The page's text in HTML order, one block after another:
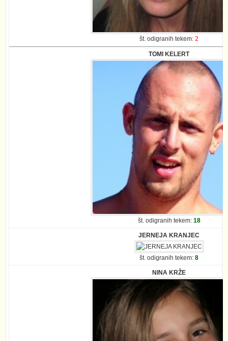
št. odigranih tekem:2
TOMI KELERT
št. odigranih tekem: 18
JERNEJA KRANJEC
št. odigranih tekem:8
NINA KRŽE